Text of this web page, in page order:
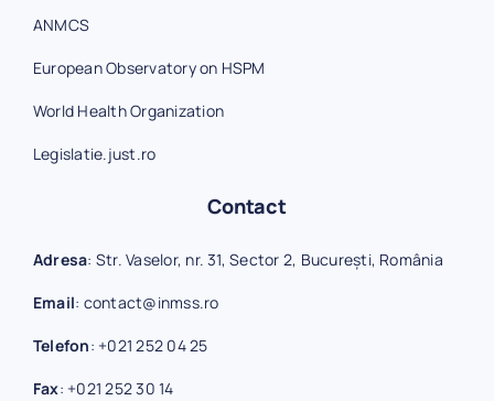
ANMCS
European Observatory on HSPM
World Health Organization
Legislatie.just.ro
Contact
Adresa: Str. Vaselor, nr. 31, Sector 2, București, România
Email: contact@inmss.ro
Telefon: +021 252 04 25
Fax: +021 252 30 14